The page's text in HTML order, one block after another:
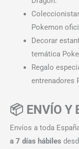
Pokemon
Decorar
temática
Regalo
entrenadores
📦 ENVÍO Y
Envíos a toda
a 7 días hábiles